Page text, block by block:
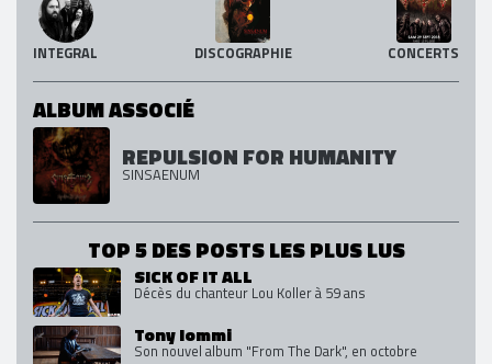
INTEGRAL DISCOGRAPHIE CONCERTS
ALBUM ASSOCIÉ
REPULSION FOR HUMANITY
SINSAENUM
TOP 5 DES POSTS LES PLUS LUS
SICK OF IT ALL
Décès du chanteur Lou Koller à 59 ans
Tony Iommi
Son nouvel album "From The Dark", en octobre